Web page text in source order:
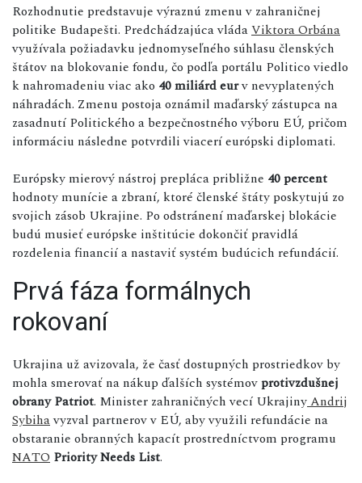
Rozhodnutie predstavuje výraznú zmenu v zahraničnej
politike Budapešti. Predchádzajúca vládaViktora Orbána
využívala požiadavku jednomyseľného súhlasu členských
štátov na blokovanie fondu, čo podľa portálu Politico viedlo
k nahromadeniu viac ako 40 miliárd eurv nevyplatených
náhradách. Zmenu postoja oznámil maďarský zástupca na
zasadnutí Politického a bezpečnostného výboru EÚ, pričom
informáciu následne potvrdili viacerí európski diplomati.
Európsky mierový nástroj prepláca približne 40 percent
hodnoty munície a zbraní, ktoré členské štáty poskytujú zo
svojich zásob Ukrajine. Po odstránení maďarskej blokácie
budú musieť európske inštitúcie dokončiť pravidlá
rozdelenia financií a nastaviť systém budúcich refundácií.
Prvá fáza formálnych
rokovaní
Ukrajina už avizovala, že časť dostupných prostriedkov by
mohla smerovať na nákup ďalších systémovprotivzdušnej
obrany Patriot. Minister zahraničných vecí UkrajinyAndrij
Sybihavyzval partnerov v EÚ, aby využili refundácie na
obstaranie obranných kapacít prostredníctvom programu
NATO Priority Needs List.